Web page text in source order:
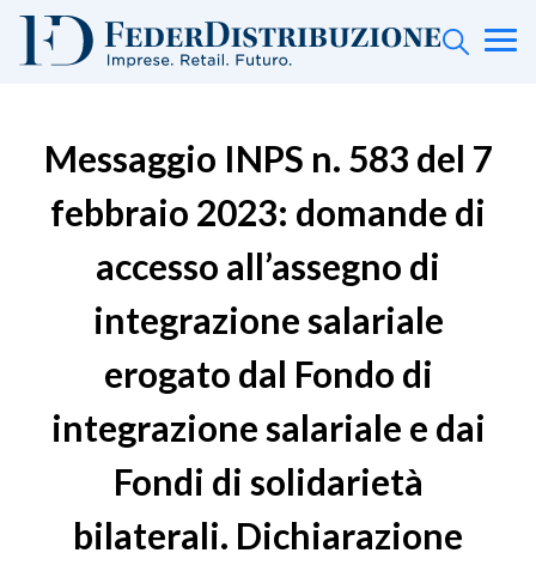
Messaggio INPS n. 583 del 7
febbraio 2023: domande di
accesso all’assegno di
integrazione salariale
erogato dal Fondo di
integrazione salariale e dai
Fondi di solidarietà
bilaterali. Dichiarazione